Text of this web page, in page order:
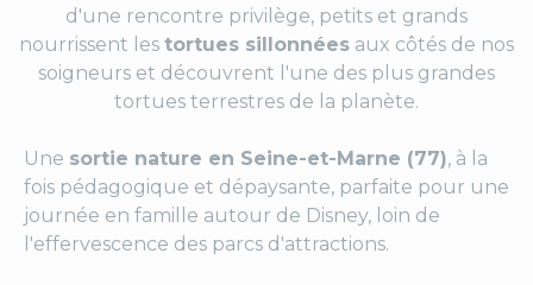
d'une rencontre privilège, petits et grands
nourrissent les tortues sillonnées aux côtés de nos
soigneurs et découvrent l'une des plus grandes
tortues terrestres de la planète.
Une sortie nature en Seine-et-Marne (77), à la
fois pédagogique et dépaysante, parfaite pour une
journée en famille autour de Disney, loin de
l'effervescence des parcs d'attractions.